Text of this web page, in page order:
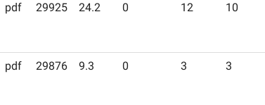
pdf 29925 24.2 0 12 10
pdf 29876 9.3 0 3 3